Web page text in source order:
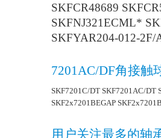
SKFCR48689
SKFNJ321ECML*
SKFYAR204-012-2F/
7201AC/DF角接触
SKF7201C/DT SKF7201AC/DT
SKF2x7201BEGAP
用户关注最多的轴